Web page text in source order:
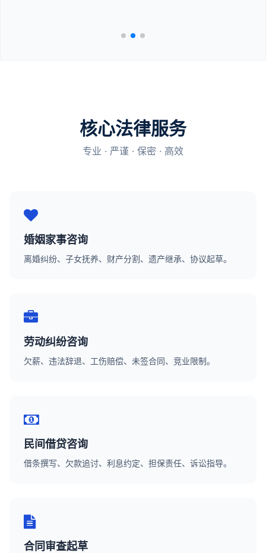
核心法律服务
专业 · 严谨 · 保密 · 高效
婚姻家事咨询
离婚纠纷、子女抚养、财产分割、遗产继承、协议起草。
劳动纠纷咨询
欠薪、违法辞退、工伤赔偿、未签合同、竞业限制。
民间借贷咨询
借条撰写、欠款追讨、利息约定、担保责任、诉讼指导。
合同审查起草